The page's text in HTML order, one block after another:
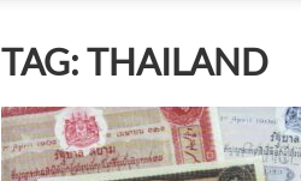
TAG: THAILAND